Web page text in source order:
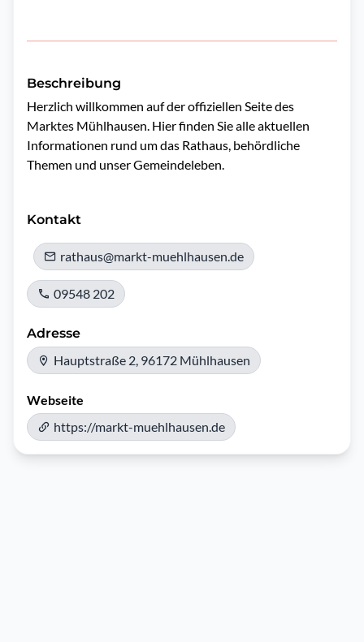
Beschreibung
Herzlich willkommen auf der offiziellen Seite des
Marktes Mühlhausen. Hier finden Sie alle aktuellen
Informationen rund um das Rathaus, behördliche
Themen und unser Gemeindeleben.
Kontakt
rathaus@markt-muehlhausen.de
09548 202
Adresse
Hauptstraße 2, 96172 Mühlhausen
Webseite
https://markt-muehlhausen.de